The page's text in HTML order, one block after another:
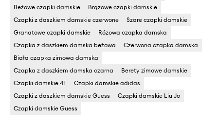
Beżowe czapki damskie
Brązowe czapki damskie
Czapki z daszkiem damskie czerwone
Szare czapki damskie
Granatowe czapki damskie
Różowa czapka damska
Czapka z daszkiem damska beżowa
Czerwona czapka damska
Biała czapka zimowa damska
Czapka z daszkiem damska czarna
Berety zimowe damskie
Czapki damskie 4F
Czapki damskie adidas
Czapki z daszkiem damskie Guess
Czapki damskie Liu Jo
Czapki damskie Guess